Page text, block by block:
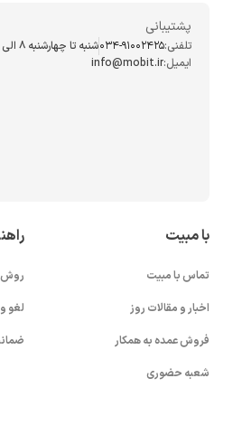
پشتیبانی
تلفنی:034-91002425شنبه تا چهارشنبه ۸ الی ۲۱ - پنجشنبه 8 الی ۲۰:۳۰
ایمیل:info@mobit.ir
با مبیت
تماس با مبیت
اخبار و مقالات روز
فروش عمده به همکار
شعبه حضوری
روش
لغو